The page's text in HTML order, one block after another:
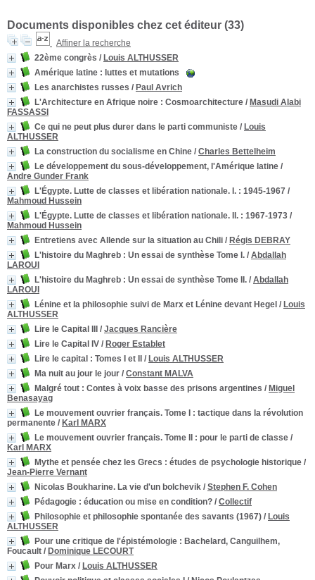
Documents disponibles chez cet éditeur (33)
Affiner la recherche
22ème congrès / Louis ALTHUSSER
Amérique latine : luttes et mutations
Les anarchistes russes / Paul Avrich
L'Architecture en Afrique noire : Cosmoarchitecture / Masudi Alabi
FASSASSI
Ce qui ne peut plus durer dans le parti communiste / Louis
ALTHUSSER
La construction du socialisme en Chine / Charles Bettelheim
Le développement du sous-développement, l'Amérique latine /
Andre Gunder Frank
L'Égypte. Lutte de classes et libération nationale. I. : 1945-1967 /
Mahmoud Hussein
L'Égypte. Lutte de classes et libération nationale. II. : 1967-1973 /
Mahmoud Hussein
Entretiens avec Allende sur la situation au Chili / Régis DEBRAY
L'histoire du Maghreb : Un essai de synthèse Tome I. / Abdallah
LAROUI
L'histoire du Maghreb : Un essai de synthèse Tome II. / Abdallah
LAROUI
Lénine et la philosophie suivi de Marx et Lénine devant Hegel / Louis
ALTHUSSER
Lire le Capital III
/ Jacques Rancière
Lire le Capital IV / Roger Establet
Lire le capital : Tomes I et II / Louis ALTHUSSER
Ma nuit au jour le jour / Constant MALVA
Malgré tout : Contes à voix basse des prisons argentines / Miguel
Benasayag
Le mouvement ouvrier français. Tome I : tactique dans la révolution
permanente / Karl MARX
Le mouvement ouvrier français. Tome II : pour le parti de classe /
Karl MARX
Mythe et pensée chez les Grecs : études de psychologie historique /
Jean-Pierre Vernant
Nicolas Boukharine. La vie d'un bolchevik / Stephen F. Cohen
Pédagogie : éducation ou mise en condition? / Collectif
Philosophie et philosophie spontanée des savants (1967) / Louis
ALTHUSSER
Pour une critique de l'épistémologie : Bachelard, Canguilhem,
Foucault / Dominique LECOURT
Pour Marx / Louis ALTHUSSER